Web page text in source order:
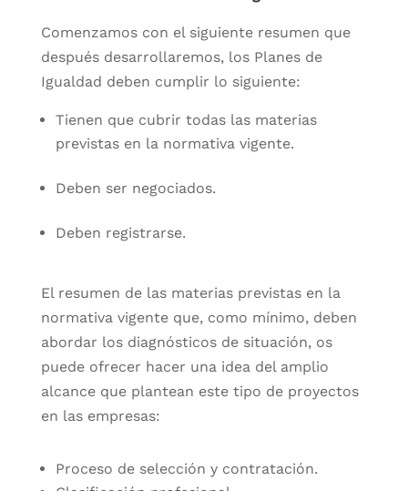
Comenzamos con el siguiente resumen que
después desarrollaremos, los Planes de
Igualdad deben cumplir lo siguiente:
Tienen que cubrir todas las materias
previstas en la normativa vigente.
Deben ser negociados.
Deben registrarse.
El resumen de las materias previstas en la
normativa vigente que, como mínimo, deben
abordar los diagnósticos de situación, os
puede ofrecer hacer una idea del amplio
alcance que plantean este tipo de proyectos
en las empresas:
Proceso de selección y contratación.